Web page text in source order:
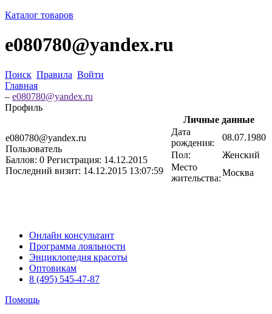
Каталог товаров
e080780@yandex.ru
Поиск Правила Войти
Главная
– e080780@yandex.ru
Профиль
e080780@yandex.ru
Пользователь
Баллов: 0 Регистрация: 14.12.2015
Последний визит: 14.12.2015 13:07:59
Личные данные
Дата
рождения:
08.07.1980
Пол:
Женский
Место
жительства:
Москва
Онлайн консультант
Программа лояльности
Энциклопедия красоты
Оптовикам
8 (495) 545-47-87
Помощь